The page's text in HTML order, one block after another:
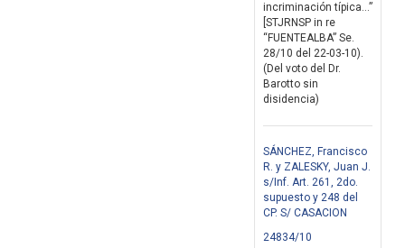
incriminación típica…”
[STJRNSP in re
“FUENTEALBA” Se.
28/10 del 22-03-10).
(Del voto del Dr.
Barotto sin
disidencia)
SÁNCHEZ, Francisco
R. y ZALESKY, Juan J.
s/Inf. Art. 261, 2do.
supuesto y 248 del
CP. S/ CASACION
24834/10